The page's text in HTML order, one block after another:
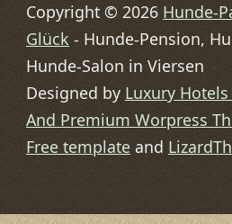
Copyright © 2026 Hunde-
Glück - Hunde-Pension,
Hunde-Salon in Viersen
Designed by Luxury
And Premium Worpress
Free templateand